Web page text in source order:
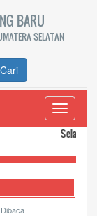
BARU
SELATAN
Cari
Toggle
Selamat datang di